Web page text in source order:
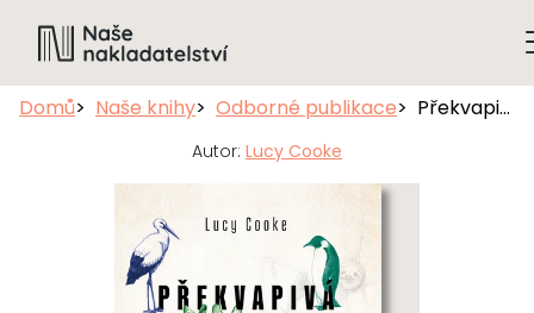
Domů Naše knihy Odborné publikace Překvapivá fakta o zvířatech
Autor: Lucy Cooke